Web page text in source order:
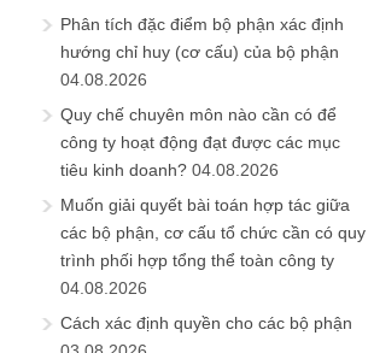
Phân tích đặc điểm bộ phận xác định
hướng chỉ huy (cơ cấu) của bộ phận
04.08.2026
Quy chế chuyên môn nào cần có để
công ty hoạt động đạt được các mục
tiêu kinh doanh? 04.08.2026
Muốn giải quyết bài toán hợp tác giữa
các bộ phận, cơ cấu tổ chức cần có quy
trình phối hợp tổng thể toàn công ty
04.08.2026
Cách xác định quyền cho các bộ phận